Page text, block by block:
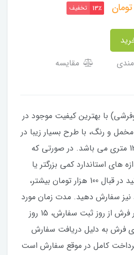
تومان 13٪ تخفیف
مقایسه
با بهترین کیفیت موجود در
مخمل و رنگ، با طرح بسیار زیبا در
سایزهای 4 و 6 و 9 و 12 متری می باشد. در صورتی که
های استاندارد کمی بزرگتر یا
کوچکتر باشند، می توانید در قبال 100 هزار تومان بیشتر،
نیز سفارش دهید. مدت زمان مورد
نیاز برای تولید این کاور فرش از روز ثبت سفارش، 15 روز
فرش به دلیل دریافت سفارش
کامل در موقع سفارش است